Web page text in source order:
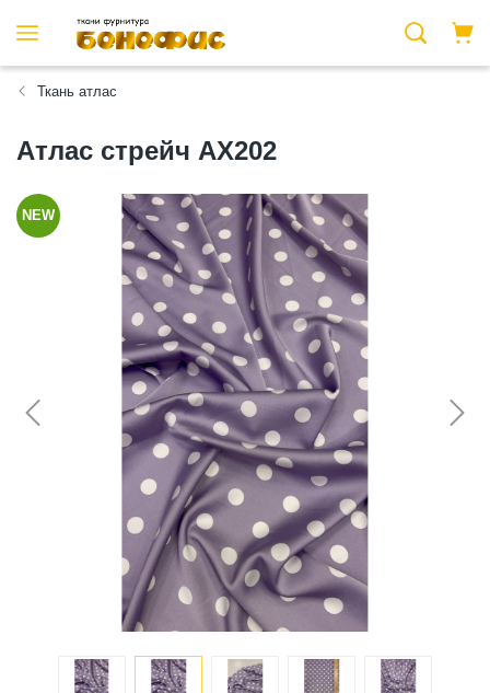
Ткань атлас
Атлас стрейч АХ202
NEW